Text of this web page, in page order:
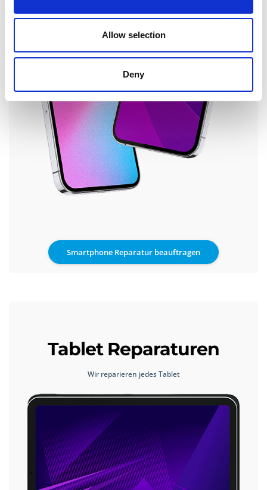
Allow selection
Deny
Smartphone Reparatur beauftragen
Tablet Reparaturen
Wir reparieren jedes Tablet